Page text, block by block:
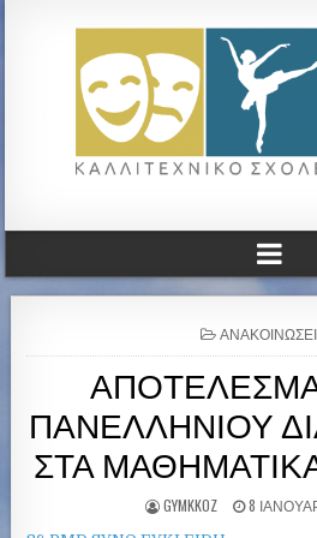
P
O
S
T
E
D
I
N
ΠΑΝΕΛΛΗΝΙΟΥ
ΣΤΑ
GYMKKOZ 8